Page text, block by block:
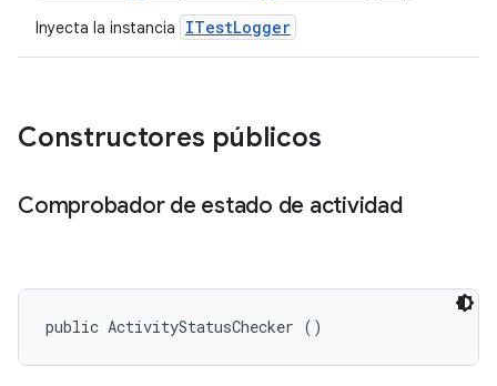
Inyecta la instancia ITestLogger
Constructores públicos
Comprobador de estado de actividad
public ActivityStatusChecker ()